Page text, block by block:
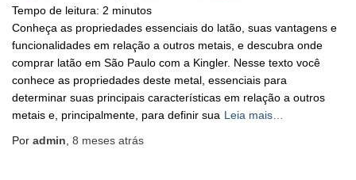
Tempo de leitura: 2 minutos
Conheça as propriedades essenciais do latão, suas vantagens e
funcionalidades em relação a outros metais, e descubra onde
comprar latão em São Paulo com a Kingler. Nesse texto você
conhece as propriedades deste metal, essenciais para
determinar suas principais características em relação a outros
metais e, principalmente, para definir sua Leia mais…
Por admin 8 meses atrás